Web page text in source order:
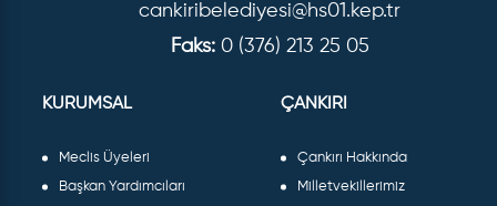
cankiribelediyesi@hs01.kep.tr
Faks: 0 (376) 213 25 05
KURUMSAL
Meclis Üyeleri
Başkan Yardımcıları
ÇANKIRI
Çankırı Hakkında
Milletvekillerimiz